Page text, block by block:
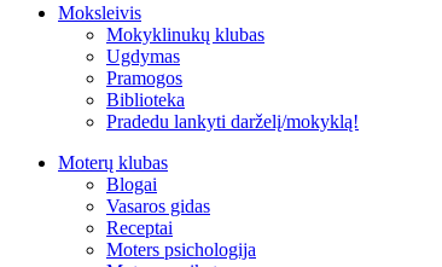
Moksleivis
Mokyklinukų klubas
Ugdymas
Pramogos
Biblioteka
Pradedu lankyti darželį/mokyklą!
Moterų klubas
Blogai
Vasaros gidas
Receptai
Moters psichologija